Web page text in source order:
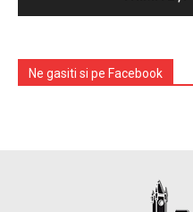
Ne gasiti si pe Facebook